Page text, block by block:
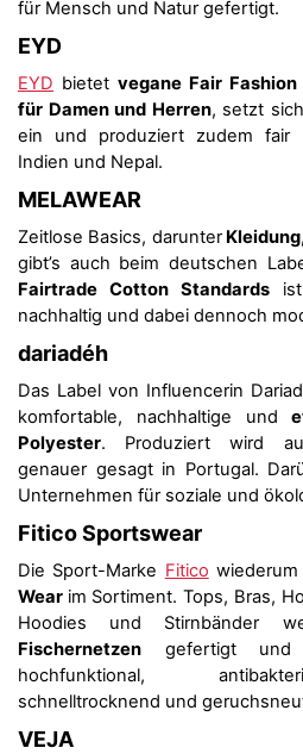
für Mensch und Natur gefertigt.
EYD
EYD bietet vegane Fair
für Damen und Herren, setzt
ein und produziert zudem fair
Indien und Nepal.
MELAWEAR
Zeitlose Basics, darunter
gibt’s auch beim deutschen
Fairtrade Cotton Standards
nachhaltig und dabei dennoch
dariadéh
Das Label von Influencerin
komfortable, nachhaltige und
Polyester. Produziert wird
genauer gesagt in Portugal.
Unternehmen für soziale und
Fitico Sportswear
Die Sport-Marke Fitico
Wear im Sortiment. Tops, Bras,
Hoodies und Stirnbänder
Fischernetzen gefertigt und
hochfunktional,
schnelltrocknend und
VEJA